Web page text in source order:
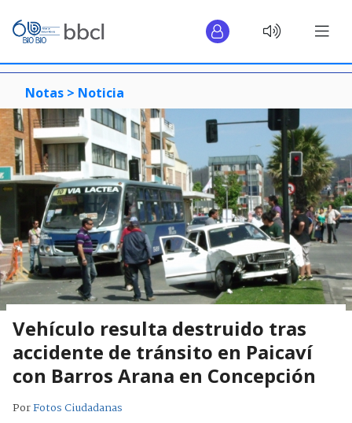
Notas > Noticia
Vehículo resulta destruido tras
accidente de tránsito en Paicaví
con Barros Arana en Concepción
PorFotos Ciudadanas